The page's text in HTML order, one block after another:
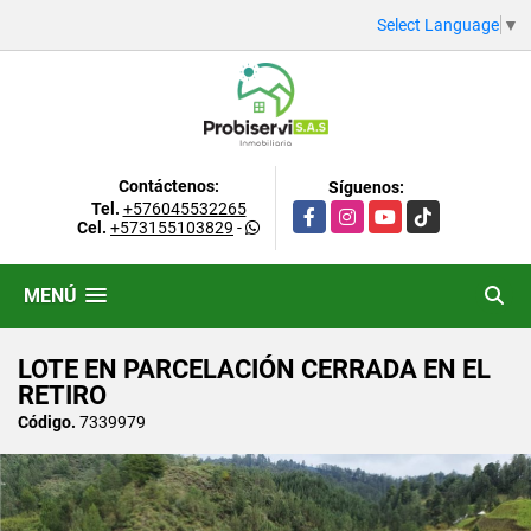
Select Language ▼
Contáctenos:
Tel. +576045532265
Cel. +573155103829 -
Síguenos:
FacebookInstagramYouTubeTikTok
MENÚ
LOTE EN PARCELACIÓN CERRADA EN EL
RETIRO
Código. 7339979